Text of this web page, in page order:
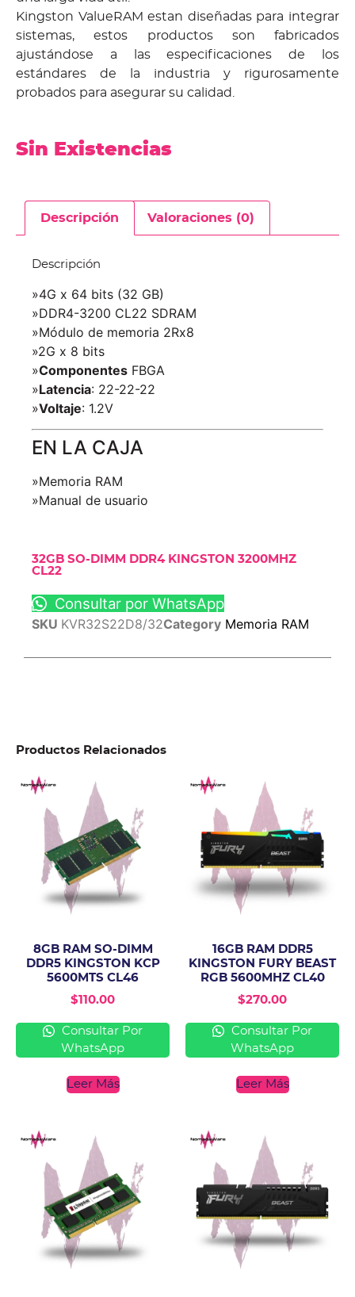
Kingston ValueRAM estan diseñadas para integrar
sistemas, estos productos son fabricados
ajustándose a las especificaciones de los
estándares de la industria y rigurosamente
probados para asegurar su calidad.
Sin Existencias
Descripción Valoraciones (0)
Descripción
»4G x 64 bits (32 GB)
»DDR4-3200 CL22 SDRAM
»Módulo de memoria 2Rx8
»2G x 8 bits
»Componentes FBGA
»Latencia: 22-22-22
»Voltaje: 1.2V
EN LA CAJA
»Memoria RAM
»Manual de usuario
32GB SO-DIMM DDR4 KINGSTON 3200MHZ
CL22
Consultar por WhatsApp
SKU KVR32S22D8/32Category Memoria RAM
Productos Relacionados
8GB RAM SO-DIMM
DDR5 KINGSTON KCP
5600MTS CL46
$110.00
Consultar Por
WhatsApp
Leer Más
16GB RAM DDR5
KINGSTON FURY BEAST
RGB 5600MHZ CL40
$270.00
Consultar Por
WhatsApp
Leer Más